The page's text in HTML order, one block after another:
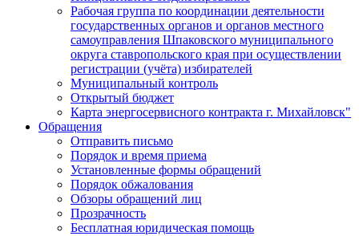
Рабочая группа по координации деятельности
государственных органов и органов местного
самоуправления Шпаковского муниципального
округа ставропольского края при осуществлении
регистрации (учёта) избирателей
Муниципальный контроль
Открытый бюджет
Карта энергосервисного контракта г. Михайловск"
Обращения
Отправить письмо
Порядок и время приема
Установленные формы обращений
Порядок обжалования
Обзоры обращений лиц
Прозрачность
Бесплатная юридическая помощь